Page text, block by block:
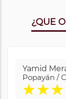
¿QUE
Yamid
Popayán /
★★★